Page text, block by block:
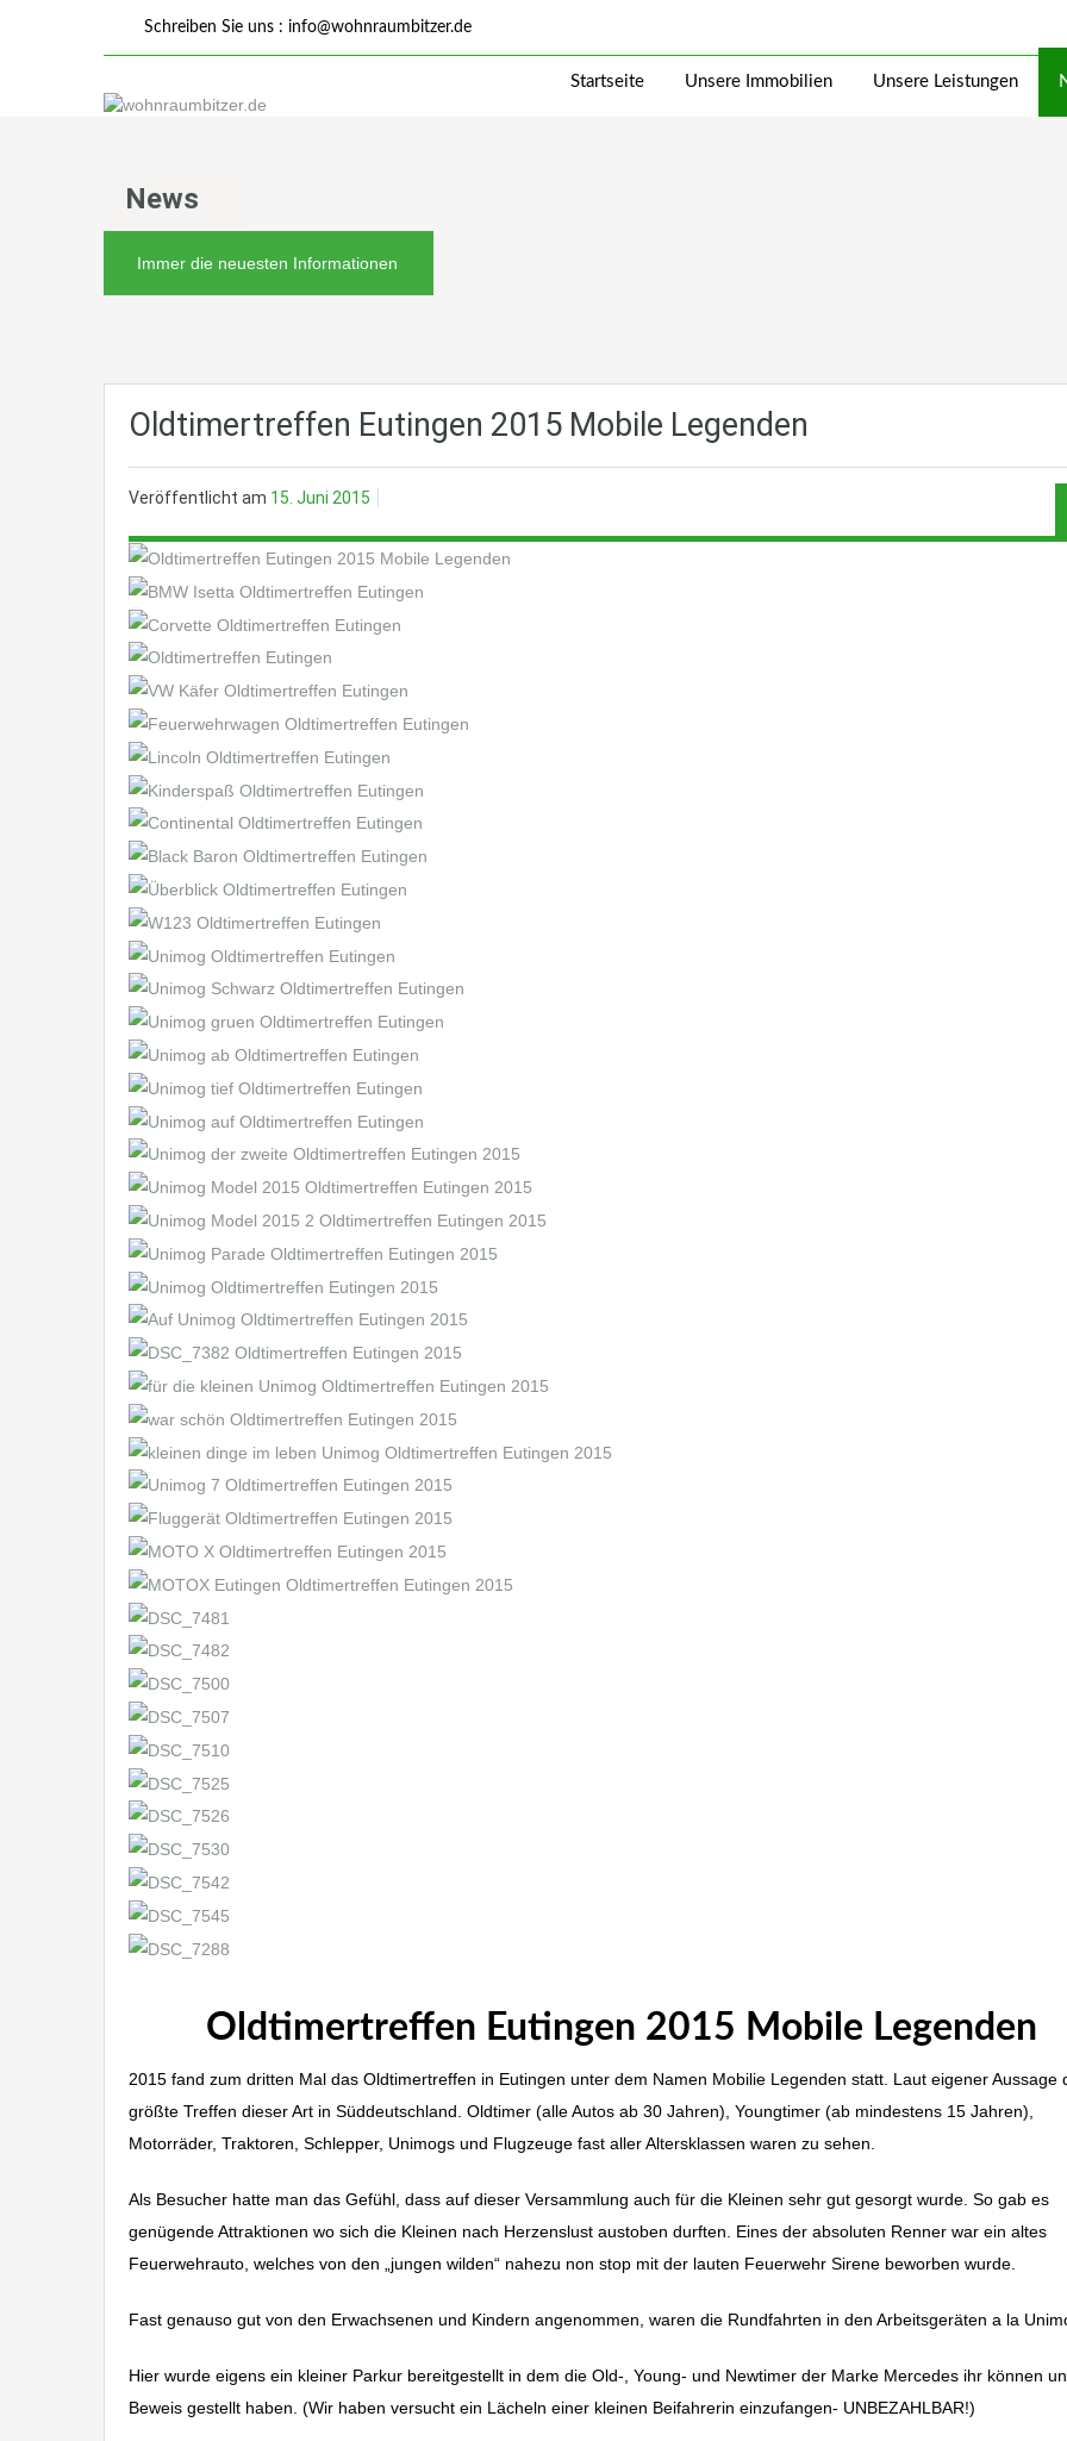
Schreiben Sie uns : info@wohnraumbitzer.de
Startseite Unsere Immobilien Unsere Leistungen
News
Immer die neuesten Informationen
Oldtimertreffen Eutingen 2015 Mobile Legenden
Veröffentlicht am 15. Juni 2015
Oldtimertreffen Eutingen 2015 Mobile Legenden
2015 fand zum dritten Mal das Oldtimertreffen in Eutingen unter dem Namen Mobilie Legenden statt. Laut eigener Aussage
größte Treffen dieser Art in Süddeutschland. Oldtimer (alle Autos ab 30 Jahren), Youngtimer (ab mindestens 15 Jahren),
Motorräder, Traktoren, Schlepper, Unimogs und Flugzeuge fast aller Altersklassen waren zu sehen.
Als Besucher hatte man das Gefühl, dass auf dieser Versammlung auch für die Kleinen sehr gut gesorgt wurde. So gab es
genügende Attraktionen wo sich die Kleinen nach Herzenslust austoben durften. Eines der absoluten Renner war ein altes
Feuerwehrauto, welches von den „jungen wilden“ nahezu non stop mit der lauten Feuerwehr Sirene beworben wurde.
Fast genauso gut von den Erwachsenen und Kindern angenommen, waren die Rundfahrten in den Arbeitsgeräten a la
Hier wurde eigens ein kleiner Parkur bereitgestellt in dem die Old-, Young- und Newtimer der Marke Mercedes ihr können
Beweis gestellt haben. (Wir haben versucht ein Lächeln einer kleinen Beifahrerin einzufangen- UNBEZAHLBAR!)